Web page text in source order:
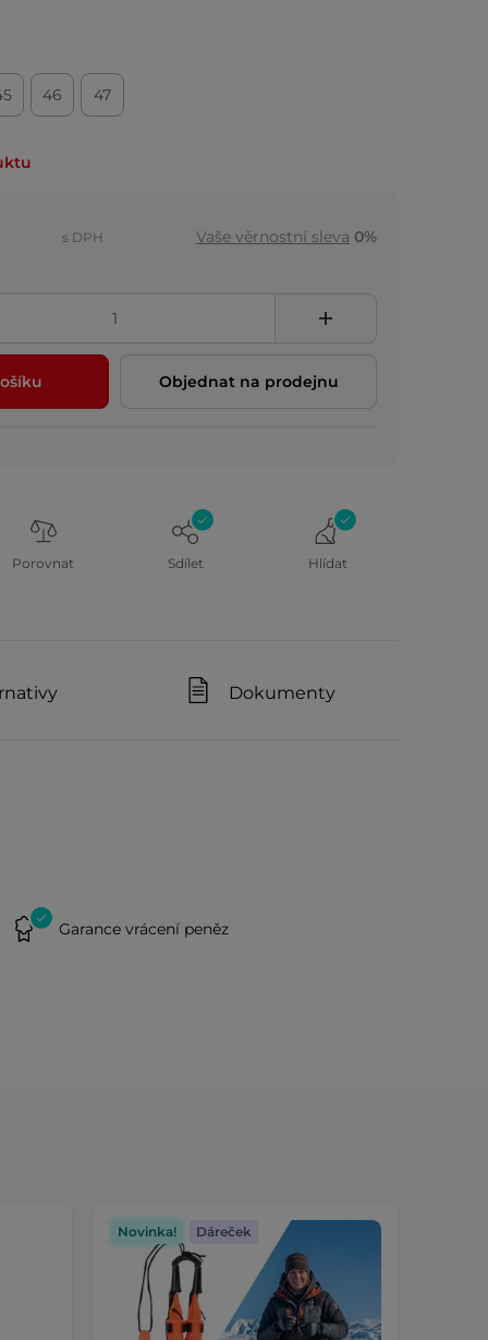
46 47
s DPH Vaše věrnostní sleva 0%
Objednat na prodejnu
Porovnat Sdílet Hlídat
Dokumenty
Garance vrácení peněz
Novinka! Dáreček